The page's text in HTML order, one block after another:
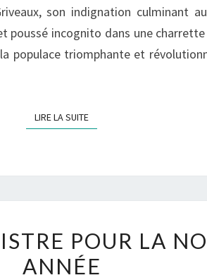
son indignation culminant
poussé incognito dans une
populace triomphante et
LIRE LA SUITELIRE LA SUITE
DU
MINISTRE
POUR LA
ANNÉE